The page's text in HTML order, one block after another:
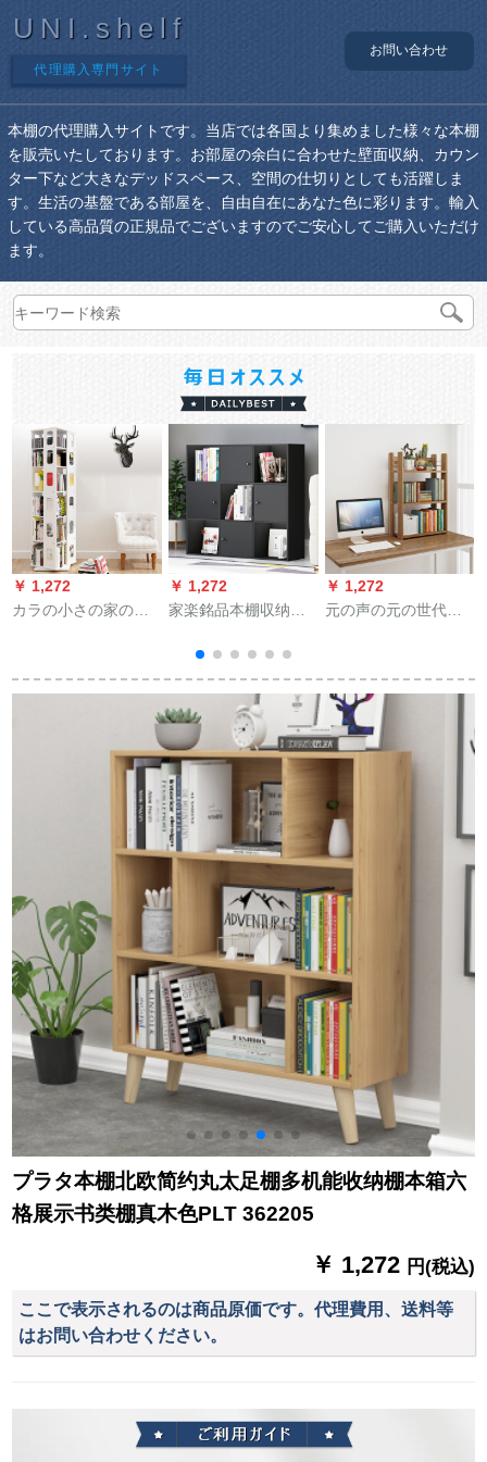
UNI.shelf
代理購入専門サイト
お問い合わせ
本棚の代理購入サイトです。当店では各国より集めました様々な本棚
を販売いたしております。お部屋の余白に合わせた壁面収納、カウン
ター下など大きなデッドスペース、空間の仕切りとしても活躍しま
す。生活の基盤である部屋を、自由自在にあなた色に彩ります。輸入
している高品質の正規品でございますのでご安心してご購入いただけ
ます。
￥ 1,272
カラの小さの家の回
组み合わせの本棚の
￥ 1,272
家楽銘品本棚収纳棚
9格子棚自由セクト简
易カービネットにセ
ットするファイルキ
ービネット943 M
￥ 1,272
元の声の元の世代の
スティック机能の本
棚のベッドに3段の物
の小さ棚の3段の红叶
のカエデを収纳しま
プラタ本棚北欧简约丸太足棚多机能收纳棚本箱六
格展示书类棚真木色PLT 362205
￥ 1,272 円(税込)
ここで表示されるのは商品原価です。代理費用、送料等
はお問い合わせください。